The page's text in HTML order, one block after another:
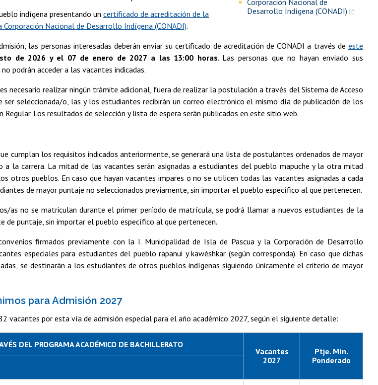
Corporación Nacional de
Desarrollo Indígena (CONADI)
indígena presentando un certificado de acreditación de la
Nacional de Desarrollo Indígena (CONADI).
las personas interesadas deberán enviar su certificado de acreditación de CONADI a través de este
de 2026 y el 07 de enero de 2027 a las 13:00 horas. Las personas que no hayan enviado sus
podrán acceder a las vacantes indicadas.
necesario realizar ningún trámite adicional, fuera de realizar la postulación a través del Sistema de Acceso
ser seleccionada/o, las y los estudiantes recibirán un correo electrónico el mismo día de publicación de los
Regular. Los resultados de selección y lista de espera serán publicados en este sitio web.
cumplan los requisitos indicados anteriormente, se generará una lista de postulantes ordenados de mayor
a la carrera. La mitad de las vacantes serán asignadas a estudiantes del pueblo mapuche y la otra mitad
otros pueblos. En caso que hayan vacantes impares o no se utilicen todas las vacantes asignadas a cada
de mayor puntaje no seleccionados previamente, sin importar el pueblo específico al que pertenecen.
as no se matriculan durante el primer período de matrícula, se podrá llamar a nuevos estudiantes de la
de puntaje, sin importar el pueblo específico al que pertenecen.
firmados previamente con la I. Municipalidad de Isla de Pascua y la Corporación de Desarrollo
especiales para estudiantes del pueblo rapanui y kawéshkar (según corresponda). En caso que dichas
se destinarán a los estudiantes de otros pueblos indígenas siguiendo únicamente el criterio de mayor
para Admisión 2027
vacantes por esta vía de admisión especial para el año académico 2027, según el siguiente detalle:
DEL PROGRAMA ACADÉMICO DE BACHILLERATO
Vacantes
2027
Ptje. Mín.
Ponderado